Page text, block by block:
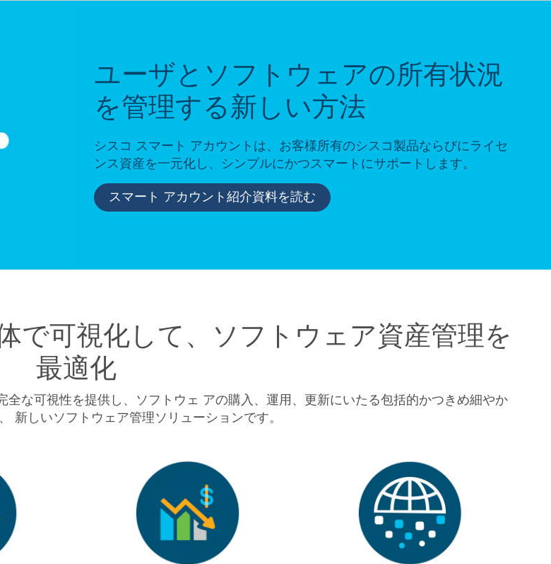
ユーザとソフトウェアの所有状況
を管理する新しい方法
シスコ スマート アカウントは、お客様所有のシスコ製品ならびにライセ
ンス資産を一元化し、シンプルにかつスマートにサポートします。
スマート アカウント紹介資料を読む
で可視化して、ソフトウェア資産管理を
最適化
な可視性を提供し、ソフトウェ アの購入、運用、更新にいたる包括的かつきめ細やか
新しいソフトウェア管理ソリューションです。